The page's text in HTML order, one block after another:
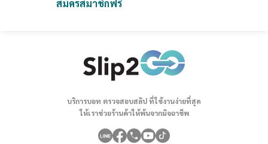
สมัครสมาชิกฟรี
บริการบอท ตรวจสอบสลิป ที่ใช้งานง่ายที่สุด
ให้เราช่วยร้านค้าให้พ้นจากมิจฉาชีพ